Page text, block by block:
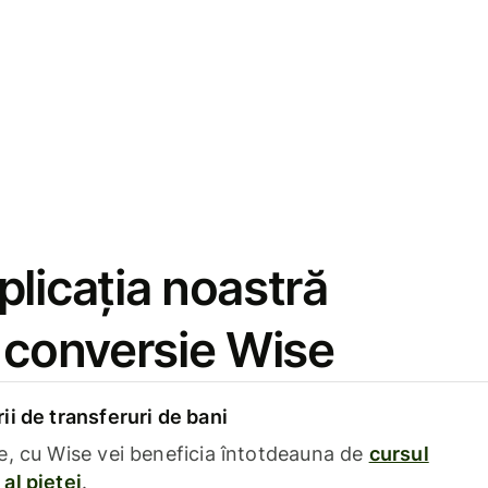
noastră
Wise
de transferuri de bani
cu Wise vei beneficia întotdeauna de cursul
al pieței.